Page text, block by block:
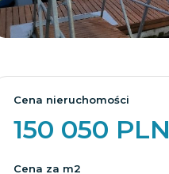
Cena nieruchomości
150 050 PLN
Cena za m2